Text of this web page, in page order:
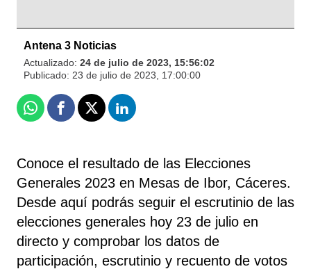
Antena 3 Noticias
Actualizado: 24 de julio de 2023, 15:56:02
Publicado: 23 de julio de 2023, 17:00:00
WhatsappFacebook
X Linkedin
Conoce el resultado de las Elecciones
Generales 2023 en Mesas de Ibor, Cáceres.
Desde aquí podrás seguir el escrutinio de las
elecciones generales hoy 23 de julio en
directo y comprobar los datos de
participación, escrutinio y recuento de votos